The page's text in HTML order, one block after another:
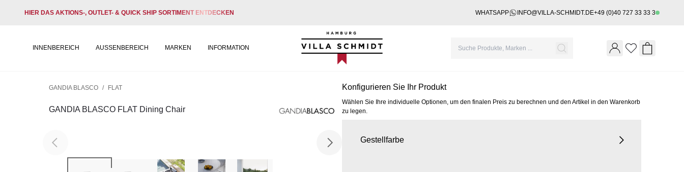
HIER DAS AKTIONS-, OUTLET- & QUICK SHIP SORTIMENT ENTDECKEN WHATSAPP INFO@VILLA-SCHMIDT.DE+49 (0)40 727 33 33 3
INNENBEREICH AUSSENBEREICH MARKEN INFORMATION
Villa Schmidt
Wishlist
GANDIA BLASCO / FLAT
GANDIA BLASCO FLAT Dining Chair
Konfigurieren Sie Ihr Produkt
Wählen Sie Ihre individuelle Optionen, um den finalen Preis zu berechnen und den Artikel in den Warenkorb
zu legen.
Gestellfarbe